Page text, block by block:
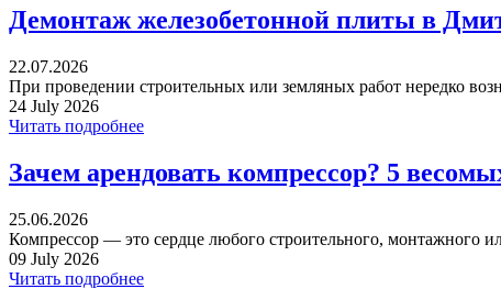
Демонтаж железобетонной плиты в
22.07.2026
При проведении строительных или земляных работ нередко
24 July 2026
Читать подробнее
Зачем арендовать компрессор? 5
25.06.2026
Компрессор — это сердце любого строительного, монтажного
09 July 2026
Читать подробнее